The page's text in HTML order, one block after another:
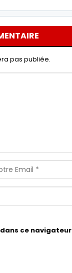
pas publiée.
ce